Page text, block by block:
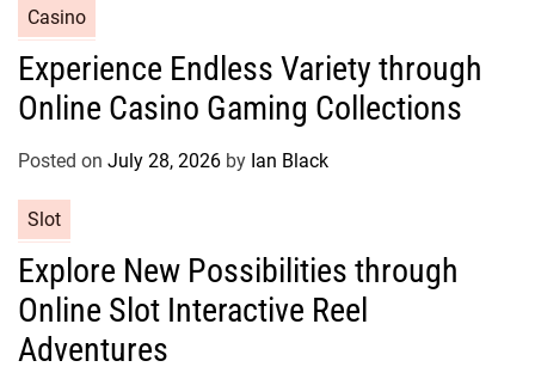
s
a
e
o
e
s
Casino
Experience Endless Variety through
Online Casino Gaming Collections
Posted on July 28, 2026 by Ian Black
a
e
g
o
Slot
Explore New Possibilities through
Online Slot Interactive Reel
Adventures